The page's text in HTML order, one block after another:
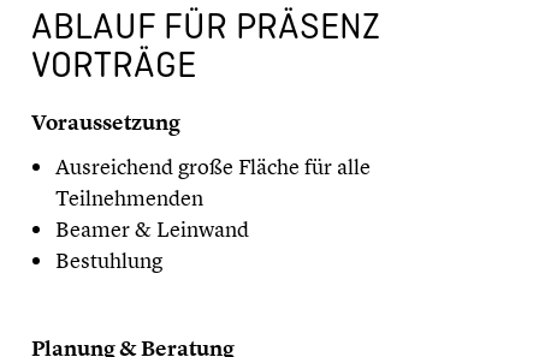
ABLAUF FÜR PRÄSENZ
VORTRÄGE
​Voraussetzung
Ausreichend große Fläche für alle
Teilnehmenden
Beamer & Leinwand
Bestuhlung
​Planung & Beratung